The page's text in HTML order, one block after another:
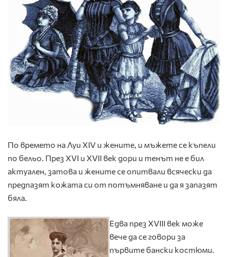
По времето на Луи XIV и жените, и мъжете се къпели
по бельо. През XVI и XVII век дори и тенът не е бил
актуален, затова и жените се опитвали всячески да
предпазят кожата си от потъмняване и да я запазят
бяла.
Едва през XVIII век може
вече да се говори за
първите бански костюми.